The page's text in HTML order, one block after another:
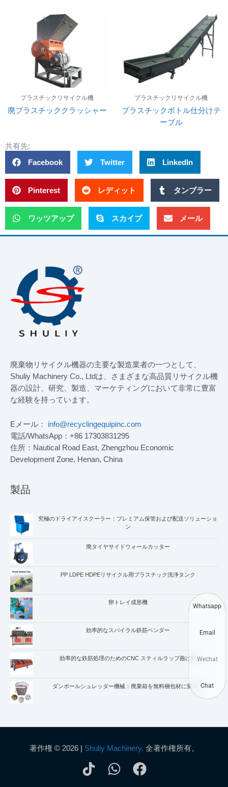
プラスチックリサイクル機
廃プラスチッククラッシャー
プラスチックリサイクル機
プラスチックボトル仕分けテ
ーブル
共有先:
Facebook Twitter LinkedIn
Pinterest レディット タンブラー
ワッツアップ スカイプ メール
廃棄物リサイクル機器の主要な製造業者の一つとして、
Shuliy Machinery Co., Ltdは、さまざまな高品質リサイクル機
器の設計、研究、製造、マーケティングにおいて非常に豊富
な経験を持っています。
Eメール： info@recyclingequipinc.com
電話/WhatsApp：+86 17303831295
住所：Nautical Road East, Zhengzhou Economic
Development Zone, Henan, China
製品
究極のドライアイスクーラー：プレミアム保管および配送ソリューショ
ン
廃タイヤサイドウォールカッター
PP LDPE HDPEリサイクル用プラスチック洗浄タンク
卵トレイ成形機
効率的なスパイラル鉄筋ベンダー
効率的な鉄筋処理のためのCNC スティルラップ曲げ機
ダンボールシュレッダー機械：廃棄箱を無料梱包材に変える
著作権 © 2026 | Shuliy Machinery. 全著作権所有。
Whatsapp
Email
Wechat
Chat